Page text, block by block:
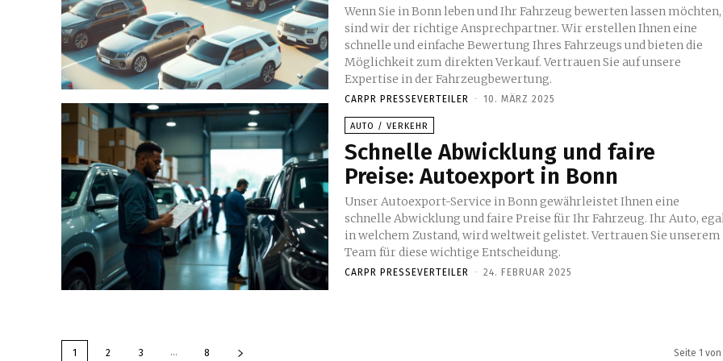
Wenn Sie in Bonn leben und Ihr Fahrzeug bewerten lassen möchten,
sind wir der richtige Ansprechpartner. Wir erstellen Ihnen eine
schnelle und einfache Bewertung Ihres Fahrzeugs und bieten die
Möglichkeit zum direkten Verkauf. Vertrauen Sie auf unsere
Expertise in der Fahrzeugbewertung.
CARPR PRESSEVERTEILER - 10. MÄRZ 2025
AUTO / VERKEHR
Schnelle Abwicklung und faire
Preise: Autoexport in Bonn
Unser Autoexport-Service in Bonn gewährleistet Ihnen eine
schnelle Abwicklung und faire Preise für Ihr Fahrzeug. Ihr Auto,
in welchem Zustand, wird weltweit gelistet. Vertrauen Sie unserem
Team für diese wichtige Entscheidung.
CARPR PRESSEVERTEILER - 24. FEBRUAR 2025
1 2 3 ... 8 Seite 1